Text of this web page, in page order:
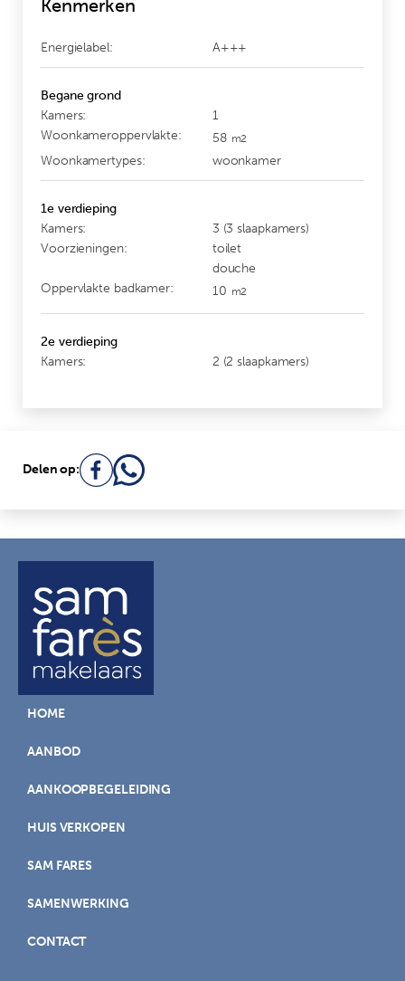
Kenmerken
Energielabel: A+++
Begane grond
Kamers:
1
Woonkameroppervlakte:
58 m2
Woonkamertypes: woonkamer
1e verdieping
Kamers:
3 (3 slaapkamers)
Voorzieningen:
toilet
douche
Oppervlakte badkamer:
10 m2
2e verdieping
Kamers:
2 (2 slaapkamers)
Delen op:
HOME
AANBOD
AANKOOPBEGELEIDING
HUIS VERKOPEN
SAM FARES
SAMENWERKING
CONTACT